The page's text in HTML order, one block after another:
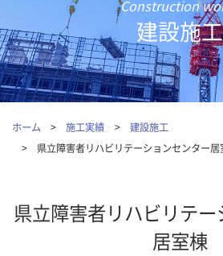
建設施工
ホーム 施工実績
建設施工
県立障害者リハビリテーションセンター居
県立障害者リハビリテ
居室棟